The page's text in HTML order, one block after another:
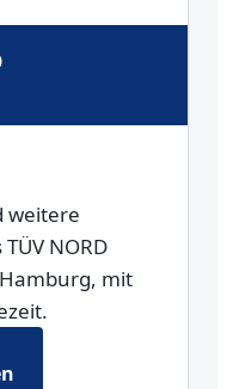
weitere
NORD
mit